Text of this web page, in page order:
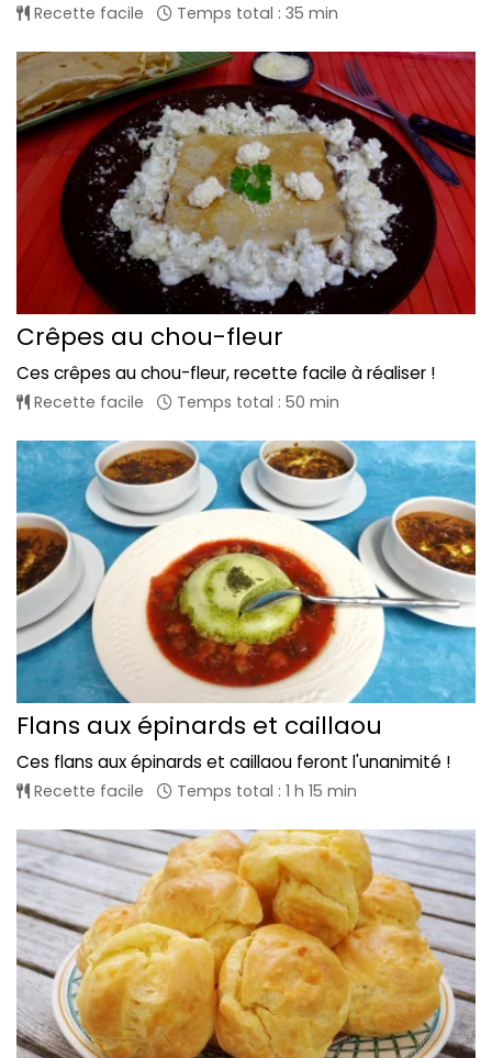
Recette facile Temps total : 35 min
Crêpes au chou-fleur
Ces crêpes au chou-fleur, recette facile à réaliser !
Recette facile Temps total : 50 min
Flans aux épinards et caillaou
Ces flans aux épinards et caillaou feront l'unanimité !
Recette facile Temps total : 1 h 15 min